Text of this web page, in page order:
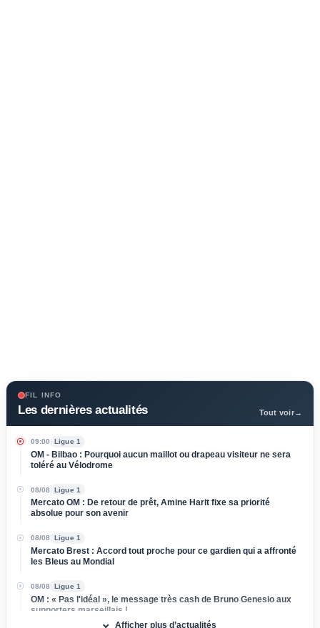
FIL INFO
Les dernières actualités Tout voir→
09:00 Ligue 1
OM - Bilbao : Pourquoi aucun maillot ou drapeau visiteur ne sera
toléré au Vélodrome
08/08 Ligue 1
Mercato OM : De retour de prêt, Amine Harit fixe sa priorité
absolue pour son avenir
08/08 Ligue 1
Mercato Brest : Accord tout proche pour ce gardien qui a affronté
les Bleus au Mondial
08/08 Ligue 1
OM : « Pas l'idéal », le message très cash de Bruno Genesio aux
supporters marseillais !
Afficher plus d’actualités